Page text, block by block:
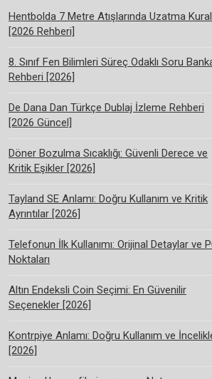
Hentbolda 7 Metre Atışlarında Uzatma
[2026 Rehberi]
8. Sınıf Fen Bilimleri Süreç Odaklı Soru
Rehberi [2026]
De Dana Dan Türkçe Dublaj İzleme Rehberi
[2026 Güncel]
Döner Bozulma Sıcaklığı: Güvenli Derece ve
Kritik Eşikler [2026]
Tayland SE Anlamı: Doğru Kullanım ve Kritik
Ayrıntılar [2026]
Telefonun İlk Kullanımı: Orijinal Detaylar ve
Noktaları
Altın Endeksli Coin Seçimi: En Güvenilir
Seçenekler [2026]
Kontrpiye Anlamı: Doğru Kullanım ve
[2026]